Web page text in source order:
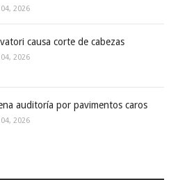
2026
causa corte de cabezas
2026
auditoría por pavimentos caros
2026